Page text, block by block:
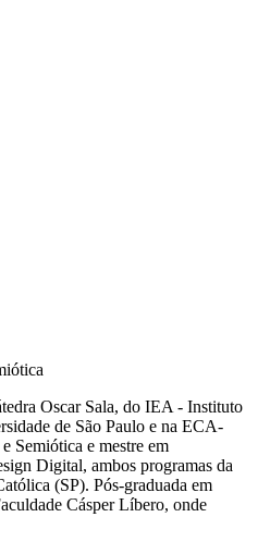
Oscar Sala, do IEA - Instituto
de São Paulo e na ECA-
Semiótica e mestre em
Digital, ambos programas da
(SP). Pós-graduada em
Cásper Líbero, onde